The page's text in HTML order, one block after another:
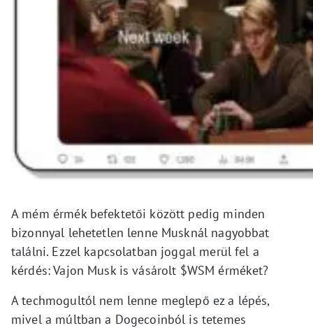
A mém érmék befektetői között pedig minden
bizonnyal lehetetlen lenne Musknál nagyobbat
találni. Ezzel kapcsolatban joggal merül fel a
kérdés: Vajon Musk is vásárolt $WSM érméket?
A techmogultól nem lenne meglepő ez a lépés,
mivel a múltban a Dogecoinból is tetemes